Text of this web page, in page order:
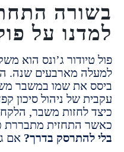
על פול?
ג’ונס הוא משקיע
מארבעים שנה.הוא
שמו במשבר משמעותי,
של ניהול סיכון קפדני.
משבר, הלקח הוא
התחזית מתבררת כשגויה.
בדרך? אם גם אתם